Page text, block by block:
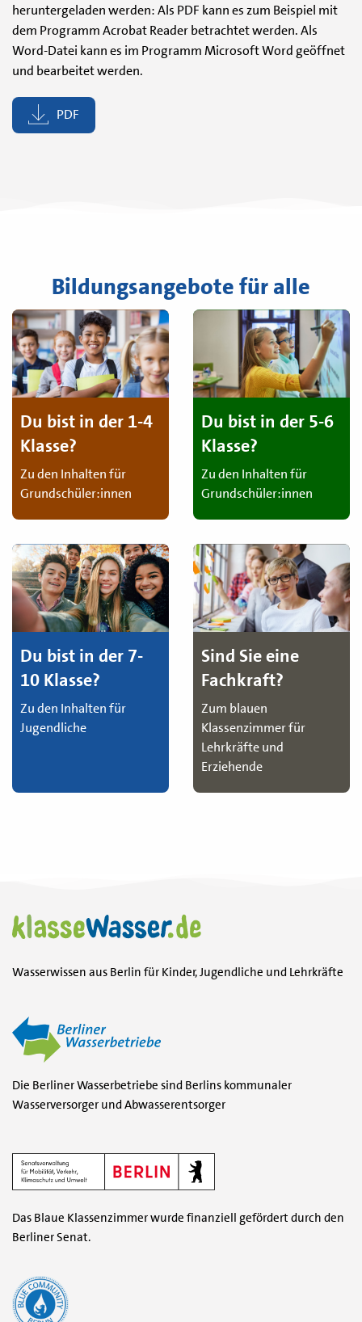
heruntergeladen werden: Als PDF kann es zum Beispiel mit
dem Programm Acrobat Reader betrachtet werden. Als
Word-Datei kann es im Programm Microsoft Word geöffnet
und bearbeitet werden.
PDF
Bildungsangebote für alle
Du bist in der 1-4
Klasse?
Zu den Inhalten für
Grundschüler:innen
Du bist in der 5-6
Klasse?
Zu den Inhalten für
Grundschüler:innen
Du bist in der 7-
10 Klasse?
Zu den Inhalten für
Jugendliche
Sind Sie eine
Fachkraft?
Zum blauen
Klassenzimmer für
Lehrkräfte und
Erziehende
Wasserwissen aus Berlin für Kinder, Jugendliche und Lehrkräfte
Die Berliner Wasserbetriebe sind Berlins kommunaler
Wasserversorger und Abwasserentsorger
Das Blaue Klassenzimmer wurde finanziell gefördert durch den
Berliner Senat.